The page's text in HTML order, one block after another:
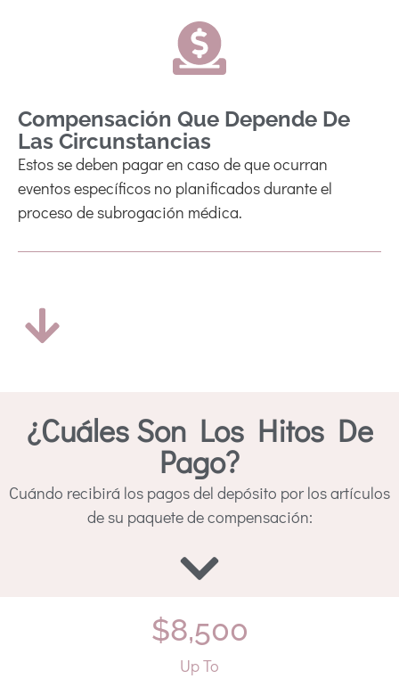
Compensación Que Depende De
Las Circunstancias
Estos se deben pagar en caso de que ocurran
eventos específicos no planificados durante el
proceso de subrogación médica.
¿Cuáles Son Los Hitos De
Pago?
Cuándo recibirá los pagos del depósito por los artículos
de su paquete de compensación:
Up To
$8,500